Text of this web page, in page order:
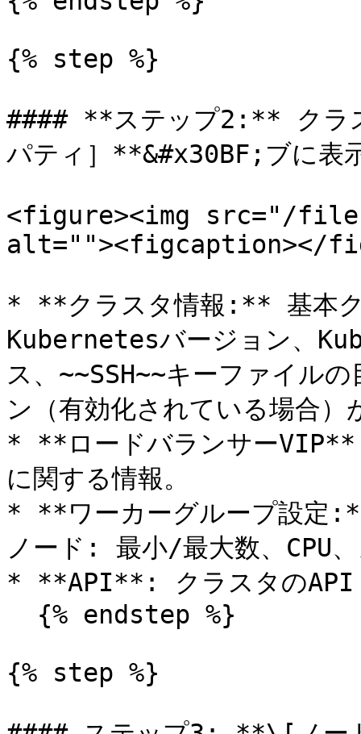
{% step %}
#### **ステップ2:** クラ
パティ］**&#x30BF;ブに表
<figure><img src="/files/
alt=""><figcaption></
* **クラスタ情報:** 基本ク
Kubernetesバージョン、
ス、~~SSH~~キーファイル
ン（有効化されている場合）
* **ロードバランサー
に関する情報。
* **ワーカーグループ設定
ノード: 最小/最大数、CPU
* **API**: クラスタのAPI
{% step %}